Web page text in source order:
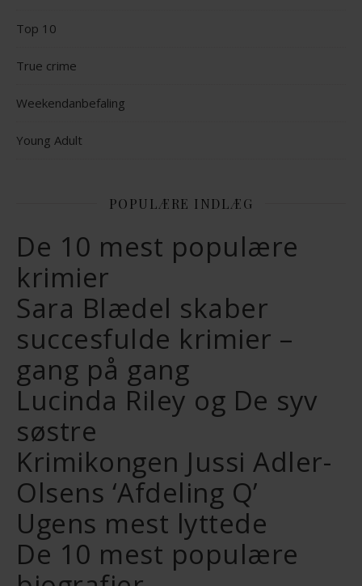
Top 10
True crime
Weekendanbefaling
Young Adult
POPULÆRE INDLÆG
De 10 mest populære
krimier
Sara Blædel skaber
succesfulde krimier –
gang på gang
Lucinda Riley og De syv
søstre
Krimikongen Jussi Adler-
Olsens ‘Afdeling Q’
Ugens mest lyttede
De 10 mest populære